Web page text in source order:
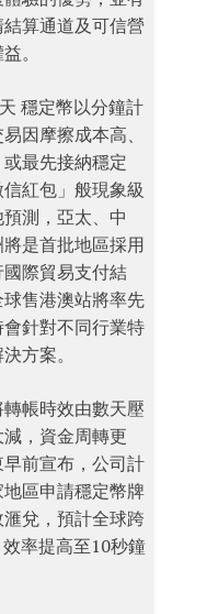
算通道及可信營
。
穩定幣以分鐘計
因摩擦成本高、
最先接納穩定
紅包」般現象級
測，亞太、中
是首批地區採用
際貿易支付結
售港澳站將率先
針對不同行業特
方案。
帳時效由數天壓
，資金周轉更
前宣布，公司計
區申請穩定幣牌
兌，預計全球跨
率提高至10秒鐘